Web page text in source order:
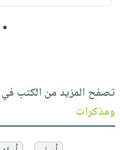
1
تصفح المزيد من الكتب في
ومذكرات